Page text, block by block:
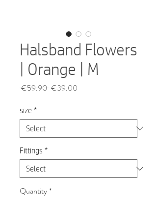
Halsband Flowers
| Orange | M
€59.90 Regular
€39.00
size *
Fittings *
Quantity*